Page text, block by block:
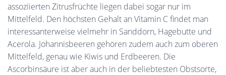
assoziierten Zitrusfrüchte liegen dabei sogar nur im
Mittelfeld. Den höchsten Gehalt an Vitamin C findet man
interessanterweise vielmehr in Sanddorn, Hagebutte und
Acerola. Johannisbeeren gehören zudem auch zum oberen
Mittelfeld, genau wie Kiwis und Erdbeeren. Die
Ascorbinsäure ist aber auch in der beliebtesten Obstsorte,